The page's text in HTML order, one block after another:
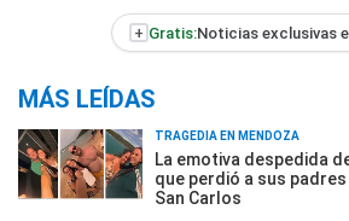
+ Gratis:Noticias exclusivas
MÁS LEÍDAS
TRAGEDIA EN MENDOZA
La emotiva despedida
que perdió a sus
San Carlos